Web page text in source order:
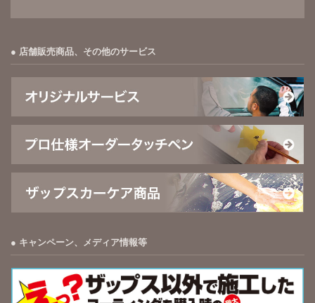
店舗販売商品、その他のサービス
キャンペーン、メディア情報等